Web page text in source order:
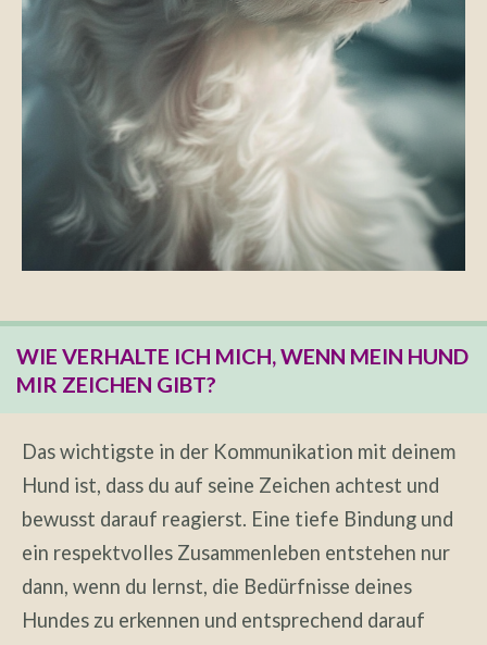
WIE VERHALTE ICH MICH, WENN MEIN HUND
MIR ZEICHEN GIBT?
Das wichtigste in der Kommunikation mit deinem
Hund ist, dass du auf seine Zeichen achtest und
bewusst darauf reagierst. Eine tiefe Bindung und
ein respektvolles Zusammenleben entstehen nur
dann, wenn du lernst, die Bedürfnisse deines
Hundes zu erkennen und entsprechend darauf